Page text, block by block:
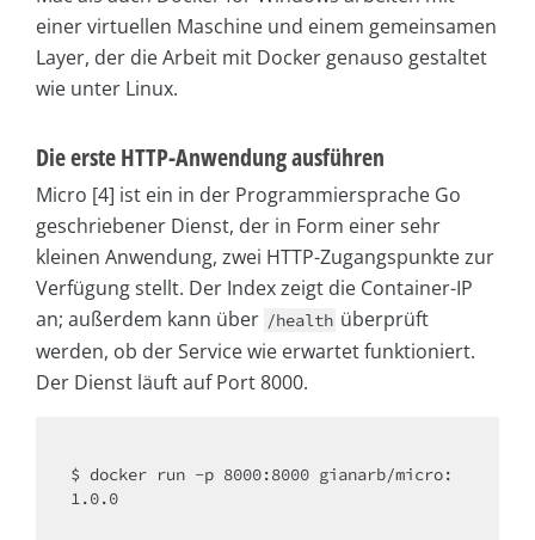
einer virtuellen Maschine und einem gemeinsamen
Layer, der die Arbeit mit Docker genauso gestaltet
wie unter Linux.
Die erste HTTP-Anwendung ausführen
Micro [4] ist ein in der Programmiersprache Go
geschriebener Dienst, der in Form einer sehr
kleinen Anwendung, zwei HTTP-Zugangspunkte zur
Verfügung stellt. Der Index zeigt die Container-IP
an; außerdem kann über /health überprüft
werden, ob der Service wie erwartet funktioniert.
Der Dienst läuft auf Port 8000.
$ docker run -p 8000:8000 gianarb/micro:
1.0.0